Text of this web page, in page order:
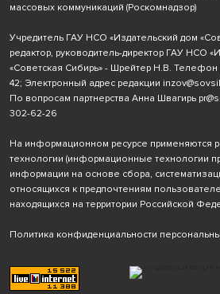
массовых коммуникаций (Роскомнадзор)
Учредитель ГАУ НСО «Издательский дом
редактор, руководитель-директор ГАУ НСО
«Советская Сибирь» - Шрейтер Н.В. Телефон
42; Электронный адрес редакции
По вопросам партнерства Анна Швагирь
302-62-26
На информационном ресурсе применяются
технологии (информационные технологии
информации на основе сбора,
относящихся к предпочтениям
находящихся на территории Российской
Политика конфиденциальности